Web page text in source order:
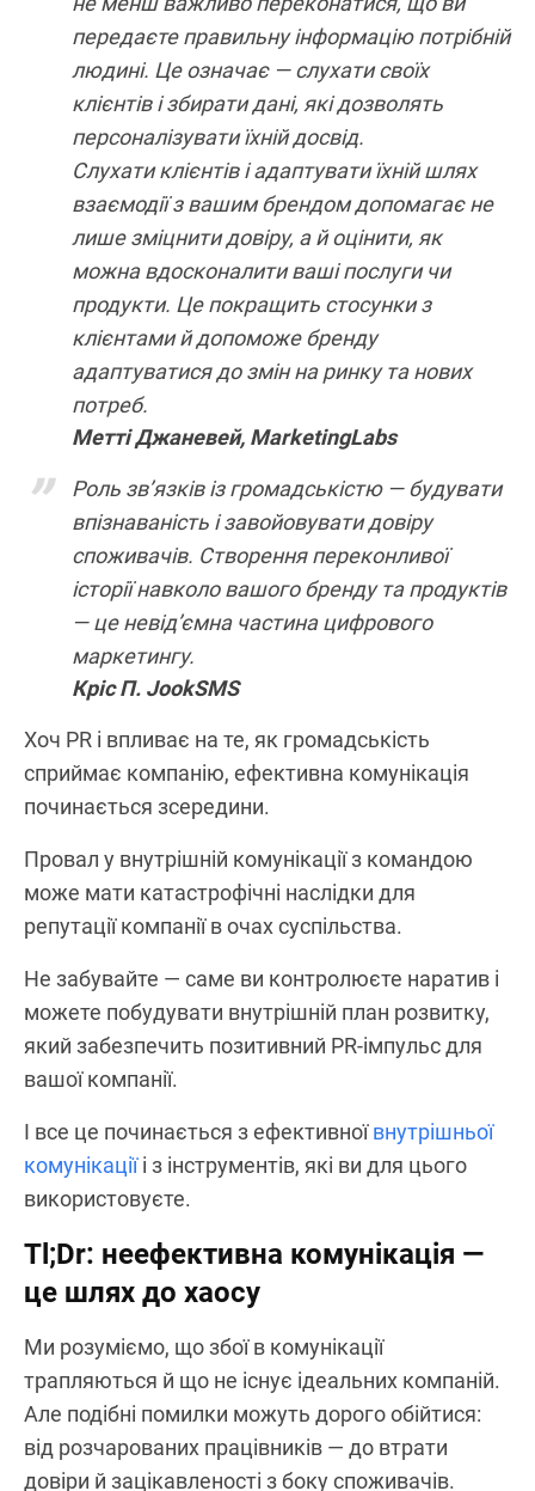
передаєте правильну інформацію потрібній
людині. Це означає — слухати своїх
клієнтів і збирати дані, які дозволять
персоналізувати їхній досвід.
Слухати клієнтів і адаптувати їхній шлях
взаємодії з вашим брендом допомагає не
лише зміцнити довіру, а й оцінити, як
можна вдосконалити ваші послуги чи
продукти. Це покращить стосунки з
клієнтами й допоможе бренду
адаптуватися до змін на ринку та нових
потреб.
Метті Джаневей, MarketingLabs
Роль зв’язків із громадськістю — будувати
впізнаваність і завойовувати довіру
споживачів. Створення переконливої
історії навколо вашого бренду та продуктів
— це невід’ємна частина цифрового
маркетингу.
Кріс П. JookSMS
Хоч PR і впливає на те, як громадськість
сприймає компанію, ефективна комунікація
починається зсередини.
Провал у внутрішній комунікації з командою
може мати катастрофічні наслідки для
репутації компанії в очах суспільства.
Не забувайте — саме ви контролюєте наратив і
можете побудувати внутрішній план розвитку,
який забезпечить позитивний PR-імпульс для
вашої компанії.
І все це починається з ефективноївнутрішньої
комунікаціїі з інструментів, які ви для цього
використовуєте.
Tl;Dr: неефективна комунікація —
це шлях до хаосу
Ми розуміємо, що збої в комунікації
трапляються й що не існує ідеальних компаній.
Але подібні помилки можуть дорого обійтися:
від розчарованих працівників — до втрати
довіри й зацікавленості з боку споживачів.